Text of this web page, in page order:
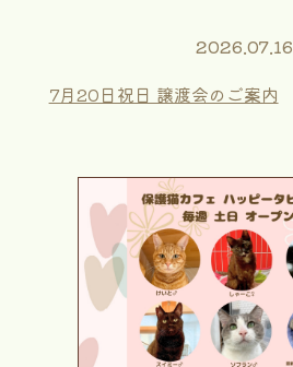
2026.07.16
7月20日祝日 譲渡会のご案内